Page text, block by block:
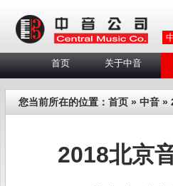
首页 关于中音
您当前所在的位置： 首页 » 中音 »
2018北京